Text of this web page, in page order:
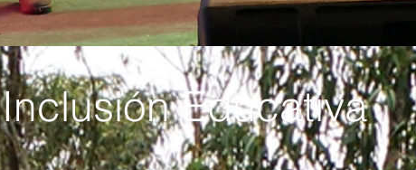
Inclusión Educativa